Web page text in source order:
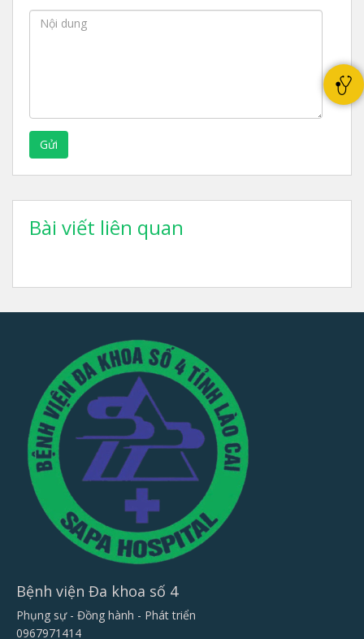
Gửi
Bài viết liên quan
Bệnh viện Đa khoa số 4
Phụng sự - Đồng hành - Phát triển
0967971414